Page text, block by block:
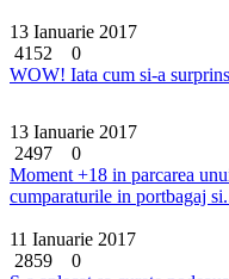
13 Ianuarie 2017
4152
0
WOW! Iata cum si-a
13 Ianuarie 2017
2497
0
Moment +18 in parcarea
cumparaturile in portbagaj
11 Ianuarie 2017
2859
0